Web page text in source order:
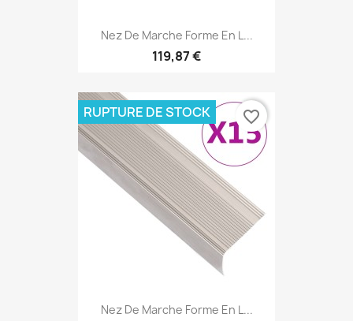
Nez De Marche Forme En L...
119,87 €
Nez De Marche Forme En L...
RUPTURE DE STOCK favorite_border